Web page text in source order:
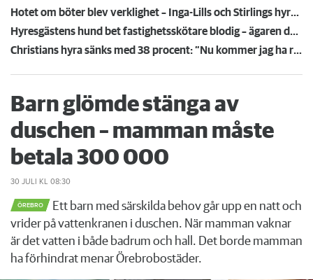
Hotet om böter blev verklighet – Inga-Lills och Stirlings hyresvärdar får betala 75 000: ”Herregud så onödigt”
Hyresgästens hund bet fastighetsskötare blodig – ägaren döms och förlorar nu lägenheten
Christians hyra sänks med 38 procent: ”Nu kommer jag ha råd att ta körkort”
Barn glömde stänga av
duschen – mamman måste
betala 300 000
30 JULI KL 08:30
ÖREBRO
Ett barn med särskilda behov går upp en natt och
vrider på vattenkranen i duschen. När mamman vaknar
är det vatten i både badrum och hall. Det borde mamman
ha förhindrat menar Örebrobostäder.